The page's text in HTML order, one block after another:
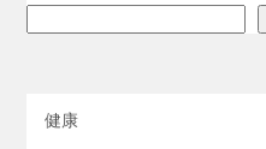
健康